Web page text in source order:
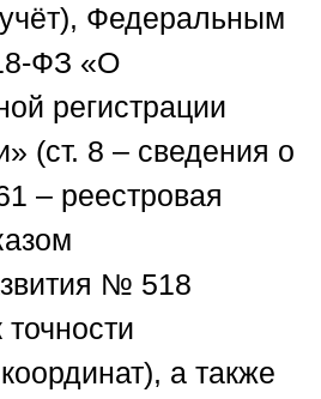
Федеральным
ФЗ «О
регистрации
(ст. 8 – сведения о
– реестровая
№ 518
а также